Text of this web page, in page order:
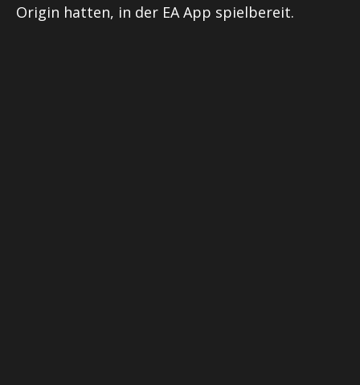
Origin hatten, in der EA App spielbereit.